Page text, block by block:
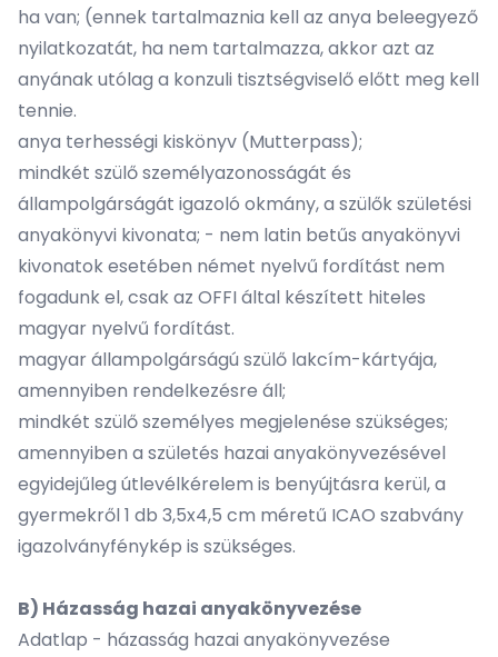
ha van; (ennek tartalmaznia kell az anya beleegyező
nyilatkozatát, ha nem tartalmazza, akkor azt az
anyának utólag a konzuli tisztségviselő előtt meg kell
tennie.
anya terhességi kiskönyv (Mutterpass);
mindkét szülő személyazonosságát és
állampolgárságát igazoló okmány, a szülők születési
anyakönyvi kivonata; - nem latin betűs anyakönyvi
kivonatok esetében német nyelvű fordítást nem
fogadunk el, csak az OFFI által készített hiteles
magyar nyelvű fordítást.
magyar állampolgárságú szülő lakcím-kártyája,
amennyiben rendelkezésre áll;
mindkét szülő személyes megjelenése szükséges;
amennyiben a születés hazai anyakönyvezésével
egyidejűleg útlevélkérelem is benyújtásra kerül, a
gyermekről 1 db 3,5x4,5 cm méretű ICAO szabvány
igazolványfénykép is szükséges.
B) Házasság hazai anyakönyvezése
Adatlap - házasság hazai anyakönyvezése